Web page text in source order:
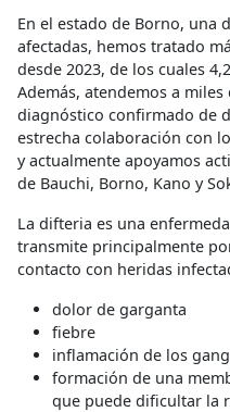
En el estado de Borno, una
afectadas, hemos tratado
desde 2023, de los cuales
Además, atendemos a
diagnóstico confirmado de
estrecha colaboración con
y actualmente apoyamos
de Bauchi, Borno, Kano y
La difteria es una
transmite principalmente
contacto con heridas
dolor de garganta
fiebre
inflamación de los
formación de una
que puede dificultar la